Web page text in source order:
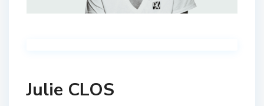
Julie CLOS